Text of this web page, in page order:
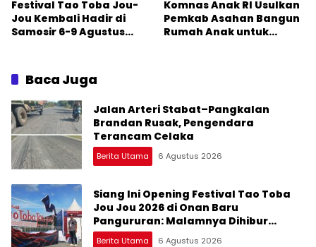
Festival Tao Toba Jou-
Jou Kembali Hadir di
Samosir 6-9 Agustus
Peluangnya
Komnas Anak RI Usulkan
Pemkab Asahan Bangun
Rumah Anak untuk
Baca Juga
Jalan Arteri Stabat–Pangkalan
Brandan Rusak, Pengendara
Terancam Celaka
Berita Utama 6 Agustus 2026
Siang Ini Opening Festival Tao Toba
Jou Jou 2026 di Onan Baru
Pangururan: Malamnya Dihibur
Marsada Band
Berita Utama 6 Agustus 2026